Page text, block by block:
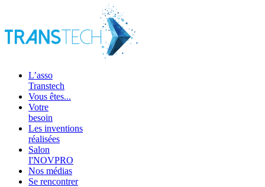
L’asso
Transtech
Vous êtes...
Votre
besoin
Les inventions
réalisées
Salon
I'NOVPRO
Nos médias
Se rencontrer